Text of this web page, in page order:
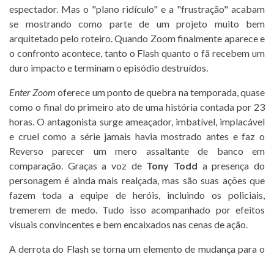
espectador. Mas o "plano ridículo" e a "frustração" acabam
se mostrando como parte de um projeto muito bem
arquitetado pelo roteiro. Quando Zoom finalmente aparece e
o confronto acontece, tanto o Flash quanto o fã recebem um
duro impacto e terminam o episódio destruídos.
Enter Zoom oferece um ponto de quebra na temporada, quase
como o final do primeiro ato de uma história contada por 23
horas. O antagonista surge ameaçador, imbatível, implacável
e cruel como a série jamais havia mostrado antes e faz o
Reverso parecer um mero assaltante de banco em
comparação. Graças a voz de Tony Todd a presença do
personagem é ainda mais realçada, mas são suas ações que
fazem toda a equipe de heróis, incluindo os policiais,
tremerem de medo. Tudo isso acompanhado por efeitos
visuais convincentes e bem encaixados nas cenas de ação.
A derrota do Flash se torna um elemento de mudança para o